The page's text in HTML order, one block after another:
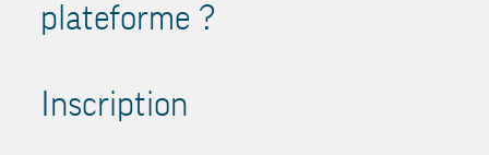
plateforme ?
Inscription